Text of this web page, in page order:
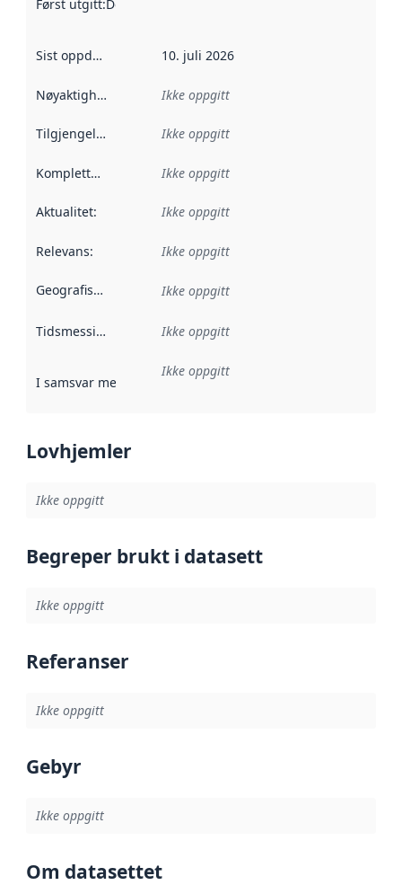
Først utgitt:Denne datoen sier når dataene i dette
Sist oppdatert 10. juli 2026
Nøyaktighet Ikke oppgitt
Tilgjengelighet Ikke oppgitt
Kompletthet Ikke oppgitt
Aktualitet: Ikke oppgitt
Relevans: Ikke oppgitt
Geografisk avgrensning :
Ikke oppgitt
Tidsmessig avgrensning :
Ikke oppgitt
I samsvar med Referanse til en implementasjonsregel
Ikke oppgitt
Lovhjemler
Ikke oppgitt
Begreper brukt i datasett
Ikke oppgitt
Referanser
Ikke oppgitt
Gebyr
Ikke oppgitt
Om datasettet